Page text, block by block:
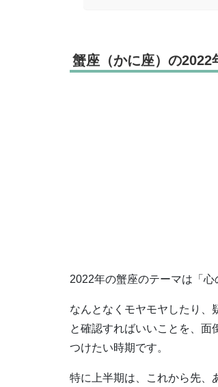
蟹座（かに座）の2022
2022年の蟹座のテーマは「心
なんとなくモヤモヤしたり、
と確認すればいいことを、
つけたい時期です。
特に上半期は、これから先、